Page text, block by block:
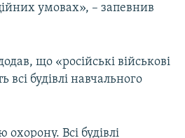
умовах», – запевнив
що «російські військові
будівлі навчального
Всі будівлі